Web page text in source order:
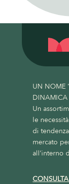
UN NOME
DINAMICA
Un
le
di
mercato
all’interno